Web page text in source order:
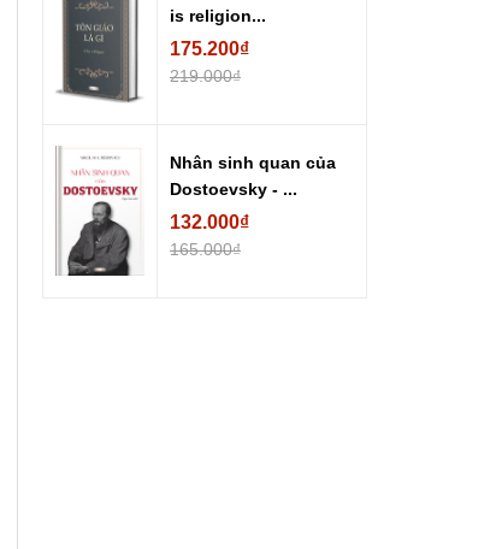
is religion...
175.200₫
219.000₫
Nhân sinh quan của
Dostoevsky - ...
132.000₫
165.000₫